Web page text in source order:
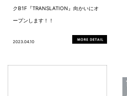
クB1F『TRANSLATION』向かいにオ
ープンします！！
2023.04.10